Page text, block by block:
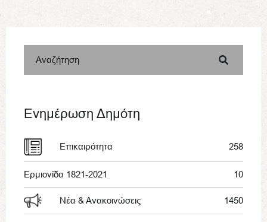
Αναζήτηση
Ενημέρωση Δημότη
Επικαιρότητα 258
Ερμιονίδα 1821-2021 10
Νέα & Ανακοινώσεις 1450